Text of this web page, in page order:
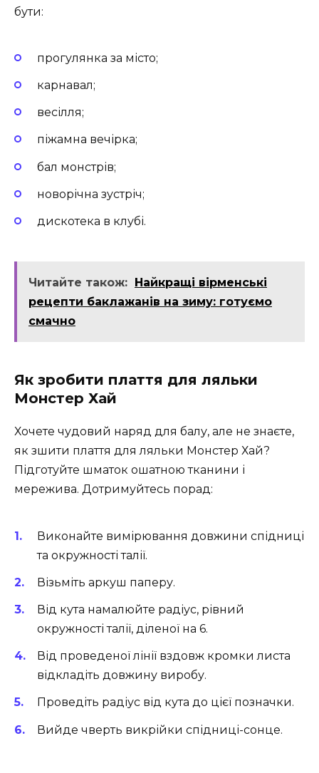
бути:
прогулянка за місто;
карнавал;
весілля;
піжамна вечірка;
бал монстрів;
новорічна зустріч;
дискотека в клубі.
Читайте також:
Найкращі вірменські
рецепти баклажанів на зиму: готуємо
смачно
Як зробити плаття для ляльки
Монстер Хай
Хочете чудовий наряд для балу, але не знаєте,
як зшити плаття для ляльки Монстер Хай?
Підготуйте шматок ошатною тканини і
мережива. Дотримуйтесь порад:
Виконайте вимірювання довжини спідниці
та окружності талії.
Візьміть аркуш паперу.
Від кута намалюйте радіус, рівний
окружності талії, діленої на 6.
Від проведеної лінії вздовж кромки листа
відкладіть довжину виробу.
Проведіть радіус від кута до цієї позначки.
Вийде чверть викрійки спідниці-сонце.